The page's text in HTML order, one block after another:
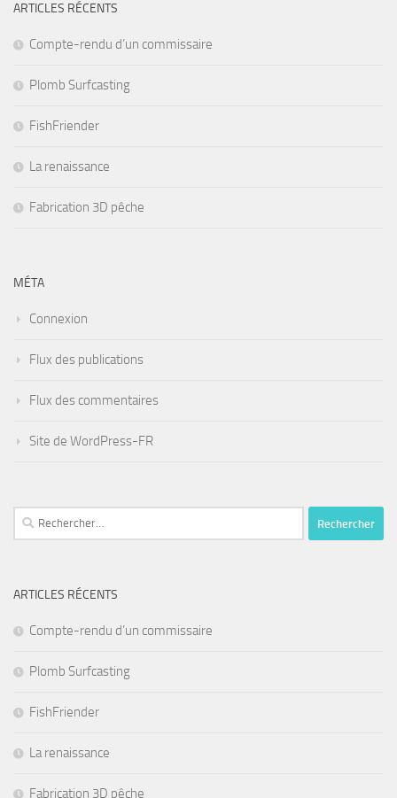
ARTICLES RÉCENTS
Compte-rendu d’un commissaire
Plomb Surfcasting
FishFriender
La renaissance
Fabrication 3D pêche
MÉTA
Connexion
Flux des publications
Flux des commentaires
Site de WordPress-FR
Rechercher :
ARTICLES RÉCENTS
Compte-rendu d’un commissaire
Plomb Surfcasting
FishFriender
La renaissance
Fabrication 3D pêche